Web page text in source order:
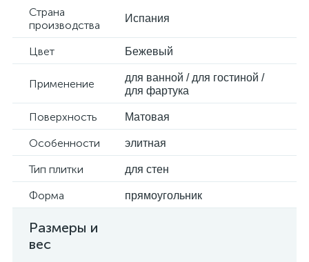
Страна
производства
Испания
Цвет Бежевый
Применение
для ванной / для гостиной /
для фартука
Поверхность Матовая
Особенности элитная
Тип плитки для стен
Форма прямоугольник
Размеры и
вес